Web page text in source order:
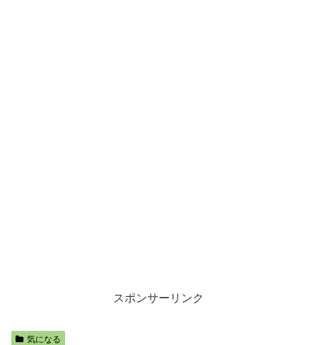
スポンサーリンク
気になる